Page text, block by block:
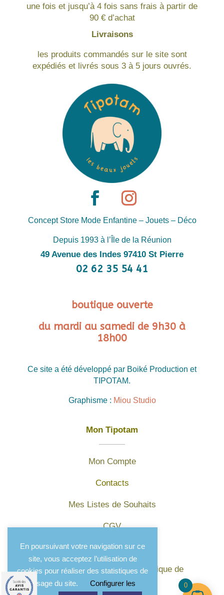
une fois et jusqu’à 4 fois sans frais à partir de
90 € d’achat
Livraisons
les produits commandés sur le site sont
expédiés et livrés sous 3 à 5 jours ouvrés.
Concept Store Mode Enfantine – Jouets – Déco
Depuis 1993 à l’Île de la Réunion
49 Avenue des Indes 97410 St Pierre
02 62 35 54 41
boutique ouverte
du mardi au samedi de 9h30 à
18h00
Ce site a été développé par Boiké Production et
TIPOTAM.
Graphisme : Miou Studio
Mon Tipotam
Mon Compte
Contacts
Mes Listes de Souhaits
CGV
Mentions légales
Protection des données et politique de
confidentialité
En poursuivant votre navigation sur ce
site, vous acceptez l’utilisation de
cookies pour réaliser des statistiques de
l'usage du site.
Configurer les
0